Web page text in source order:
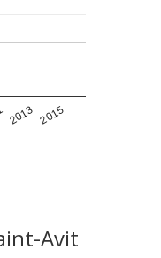
2013 2015
Avit